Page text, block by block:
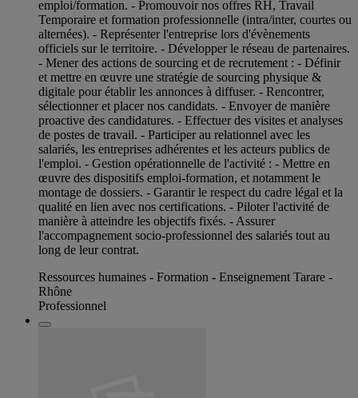
emploi/formation. - Promouvoir nos offres RH, Travail
Temporaire et formation professionnelle (intra/inter, courtes ou
alternées). - Représenter l'entreprise lors d'évènements
officiels sur le territoire. - Développer le réseau de partenaires.
- Mener des actions de sourcing et de recrutement : - Définir
et mettre en œuvre une stratégie de sourcing physique &
digitale pour établir les annonces à diffuser. - Rencontrer,
sélectionner et placer nos candidats. - Envoyer de manière
proactive des candidatures. - Effectuer des visites et analyses
de postes de travail. - Participer au relationnel avec les
salariés, les entreprises adhérentes et les acteurs publics de
l'emploi. - Gestion opérationnelle de l'activité : - Mettre en
œuvre des dispositifs emploi-formation, et notamment le
montage de dossiers. - Garantir le respect du cadre légal et la
qualité en lien avec nos certifications. - Piloter l'activité de
manière à atteindre les objectifs fixés. - Assurer
l'accompagnement socio-professionnel des salariés tout au
long de leur contrat.
Ressources humaines - Formation - Enseignement Tarare -
Rhône
Professionnel